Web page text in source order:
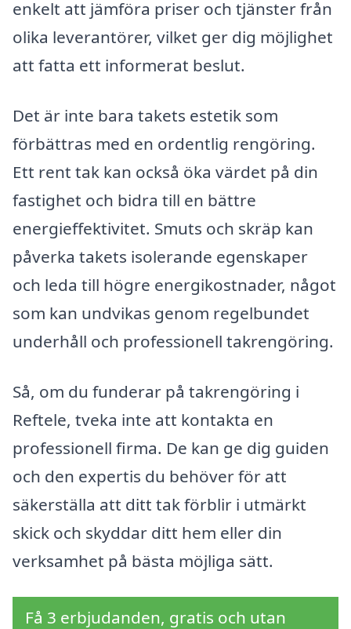
enkelt att jämföra priser och tjänster från
olika leverantörer, vilket ger dig möjlighet
att fatta ett informerat beslut.
Det är inte bara takets estetik som
förbättras med en ordentlig rengöring.
Ett rent tak kan också öka värdet på din
fastighet och bidra till en bättre
energieffektivitet. Smuts och skräp kan
påverka takets isolerande egenskaper
och leda till högre energikostnader, något
som kan undvikas genom regelbundet
underhåll och professionell takrengöring.
Så, om du funderar på takrengöring i
Reftele, tveka inte att kontakta en
professionell firma. De kan ge dig guiden
och den expertis du behöver för att
säkerställa att ditt tak förblir i utmärkt
skick och skyddar ditt hem eller din
verksamhet på bästa möjliga sätt.
Få 3 erbjudanden, gratis och utan